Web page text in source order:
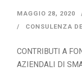
MAGGIO 28, 2020
CONSULENZA
CONTRIBUTI A
AZIENDALI DI